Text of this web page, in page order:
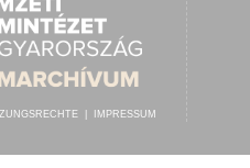
IMPRESSUM